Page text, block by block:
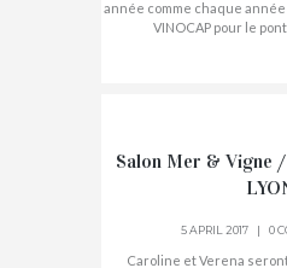
année comme chaque
VINOCAP pour le pont
Salon Mer & Vigne
5 APRIL 2017 0
Caroline et Verena